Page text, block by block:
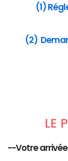
(1)
(2)
LE
--Votre arrivée